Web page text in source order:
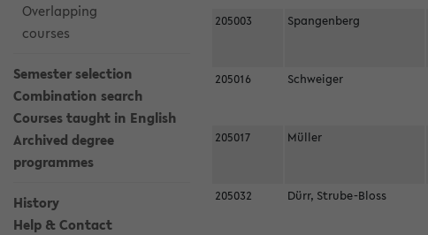
Overlapping
courses
Semester selection
Combination search
Courses taught in English
Archived degree
programmes
History
Help & Contact
205003 Spangenberg
205016 Schweiger
205017 Müller
205032 Dürr, Strube-Bloss